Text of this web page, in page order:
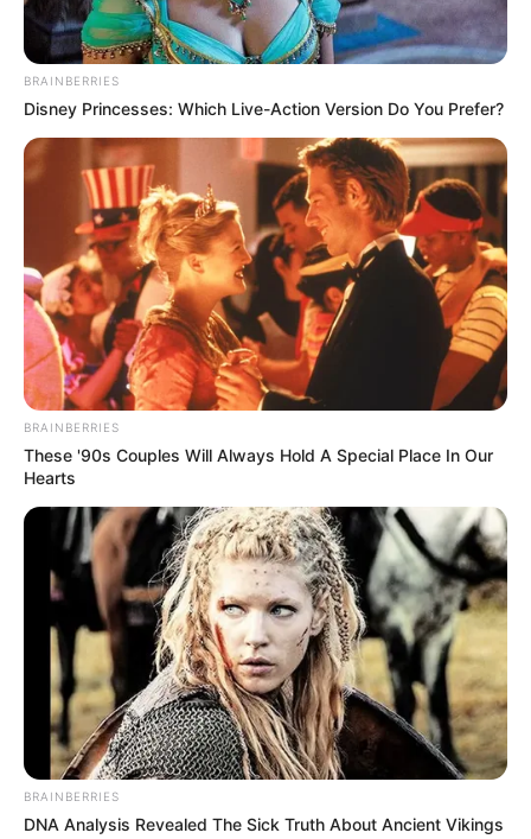
BRAINBERRIES
Disney Princesses: Which Live-Action Version Do You Prefer?
BRAINBERRIES
These '90s Couples Will Always Hold A Special Place In Our
Hearts
BRAINBERRIES
DNA Analysis Revealed The Sick Truth About Ancient Vikings